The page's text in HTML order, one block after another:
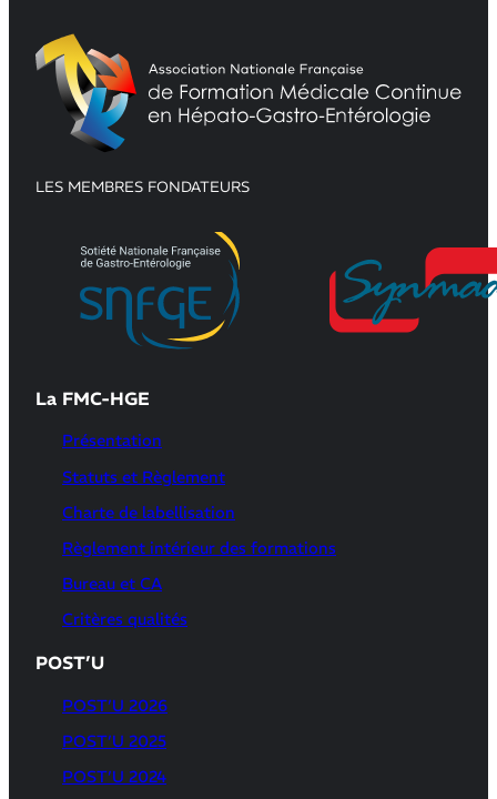
LES MEMBRES FONDATEURS
La FMC-HGE
Présentation
Statuts et Règlement
Charte de labellisation
Règlement intérieur des formations
Bureau et CA
Critères qualités
POST’U
POST’U 2026
POST’U 2025
POST’U 2024